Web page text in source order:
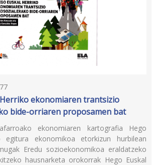
ekonomiaren trantsizio
bide-orriaren proposamen bat
ekonomiaren kartografia Hego
egitura ekonomikoa etorkizun hurbilean
Eredu sozioekonomikoa eraldatzeko
hausnarketa orokorrak Hego Euskal